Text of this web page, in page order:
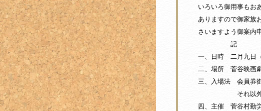
いろいろ御用事もお
ありますので御家族
さいますよう御案内
記
一、日時 二月九日
二、場所 菅谷映画
三、入場法 会員券
それ以外の方
四、主催 菅谷村勤